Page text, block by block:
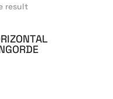
result